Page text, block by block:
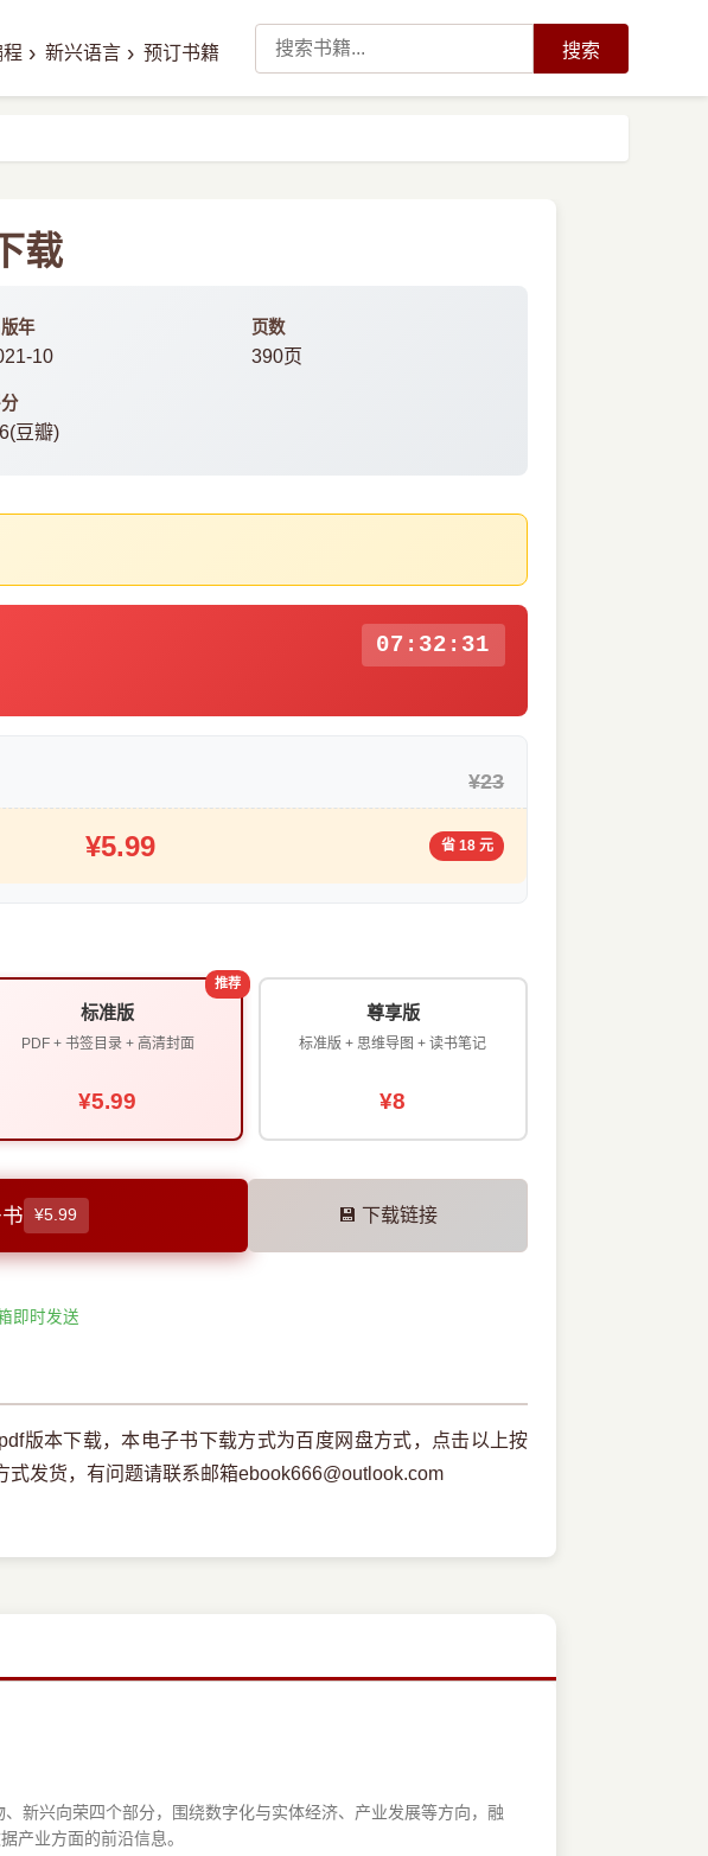
› 新兴语言 › 预订书籍 搜索
载
年
10
页数
390页
豆瓣)
07:32:31
¥23
¥5.99 省 18 元
推荐
标准版
PDF + 书签目录 + 高清封面
¥5.99
尊享版
标准版 + 思维导图 + 读书笔记
¥8
¥5.99 💾 下载链接
即时发送
版本下载，本电子书下载方式为百度网盘方式，点击以上按
发货，有问题请联系邮箱ebook666@outlook.com
新兴向荣四个部分，围绕数字化与实体经济、产业发展等方向，融
产业方面的前沿信息。